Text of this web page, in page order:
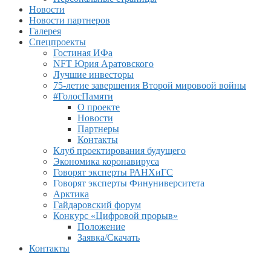
Новости
Новости партнеров
Галерея
Спецпроекты
Гостиная ИФа
NFT Юрия Аратовского
Лучшие инвесторы
75-летие завершения Второй мировоой войны
#ГолосПамяти
О проекте
Новости
Партнеры
Контакты
Клуб проектирования будущего
Экономика коронавируса
Говорят эксперты РАНХиГС
Говорят эксперты Финуниверситета
Арктика
Гайдаровский форум
Конкурс «Цифровой прорыв»
Положение
Заявка/Скачать
Контакты